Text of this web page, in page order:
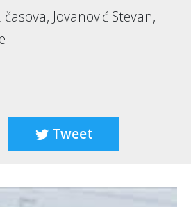
Jovanović Stevan,
Tweet